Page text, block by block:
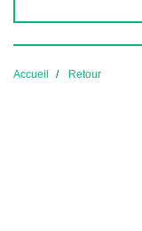
Accueil Retour